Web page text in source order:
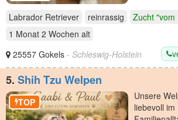
Labrador Retriever reinrassig
Zucht "vom
1 Monat 2 Wochen alt
25557 Gokels - Schleswig-Holstein
5. Shih Tzu Welpen
TOP
Unsere
liebevoll